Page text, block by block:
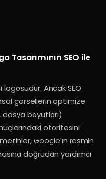
Tasarımının SEO ile
logosudur.Ancak SEO
görsellerin optimize
boyutları)
otoritesini
Google'ın resmin
doğrudan yardımcı